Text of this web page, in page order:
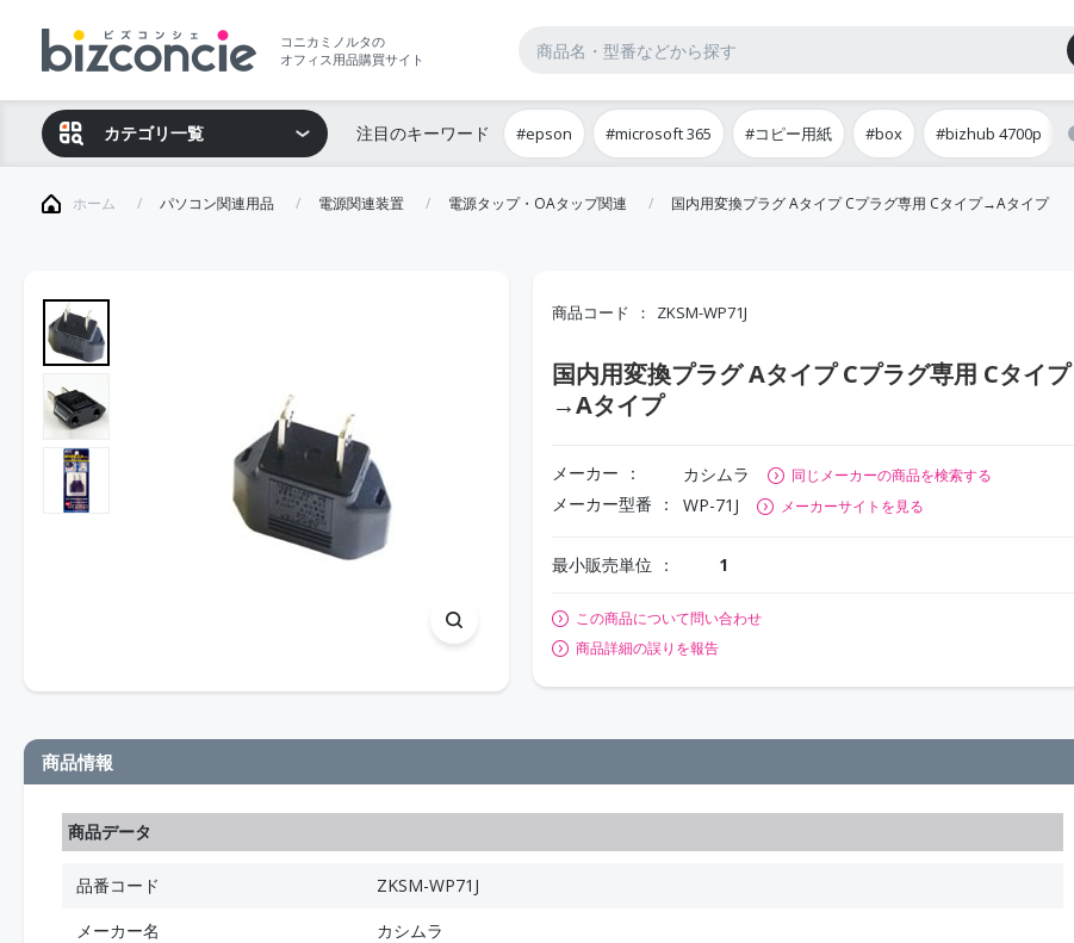
コニカミノルタの
オフィス用品購買サイト
カテゴリ一覧 注目のキーワード #epson #microsoft 365 #コピー用紙 #box #bizhub 4700p
ホーム パソコン関連用品 電源関連装置 電源タップ・OAタップ関連 国内用変換プラグ Aタイプ Cプラグ専用 Cタイプ→Aタイプ
商品コード ZKSM-WP71J
国内用変換プラグ Aタイプ Cプラグ専用 Cタイプ
→Aタイプ
メーカー カシムラ 同じメーカーの商品を検索する
メーカー型番 WP-71J メーカーサイトを見る
最小販売単位 1
この商品について問い合わせ
商品詳細の誤りを報告
商品情報
商品データ
品番コード
ZKSM-WP71J
メーカー名
カシムラ